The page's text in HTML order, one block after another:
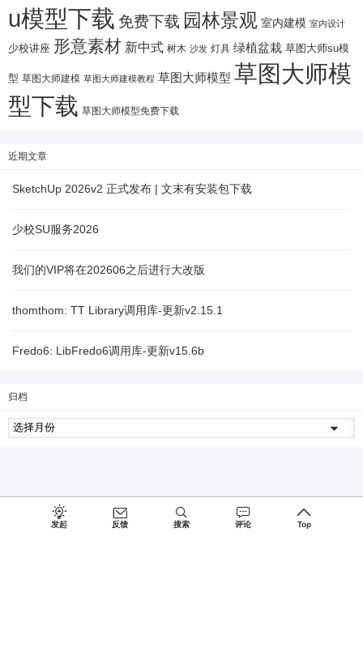
u模型下载 免费下载 园林景观 室内建模 室内设计
少校讲座 形意素材 新中式 树木 沙发 灯具 绿植盆栽 草图大师su模
型 草图大师建模 草图大师建模教程 草图大师模型 草图大师模
型下载 草图大师模型免费下载
近期文章
SketchUp 2026v2 正式发布 | 文末有安装包下载
少校SU服务2026
我们的VIP将在202606之后进行大改版
thomthom: TT Library调用库-更新v2.15.1
Fredo6: LibFredo6调用库-更新v15.6b
归档
发起 反馈 搜索 评论 Top